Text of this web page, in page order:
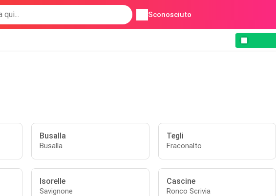
Sconosciuto
Busalla
Busalla
Tegli
Fraconalto
Isorelle
Savignone
Cascine
Ronco Scrivia